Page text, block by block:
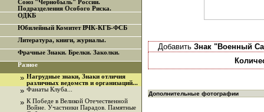
Союз "Чернобыль" России.
Подразделения Особого Риска.
ОДКБ
Юбилейный Комитет ВЧК-КГБ-ФСБ
Литература, книги, журналы.
Фрачные Знаки. Брелки. Заколки.
Разное
» Нагрудные знаки, Знаки отличия
различных ведомств и организаций...
» Фанаты Клуба...
» К Победе в Великой Отечественной
Войне. Участники Парадов. Памятные
Добавить Знак "Военный
Дополнительные фотографии